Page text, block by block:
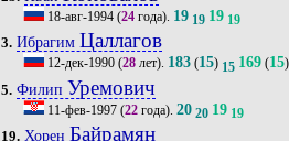
18-авг-1994(24года). 19 19 19 19
3. Ибрагим Цаллагов
12-дек-1990(28лет). 183(15) 15 169(15)
5. Филип Уремович
11-фев-1997(22года). 20 20 19 19
19. Хорен Байрамян